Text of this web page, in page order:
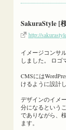
SakuraStyle [
http://
イメージコンサ
しました。 ロゴ
CMSには
けるように設計
デザインのイメ
分になるという
でありながら、
ます。